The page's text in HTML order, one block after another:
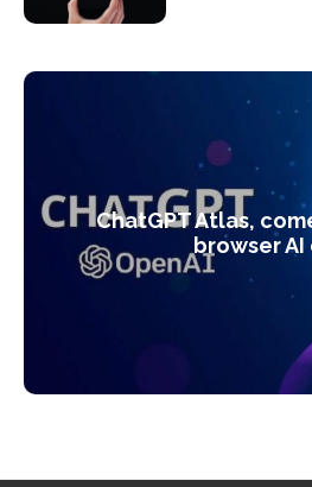
ChatGPT Atlas,
browser AI